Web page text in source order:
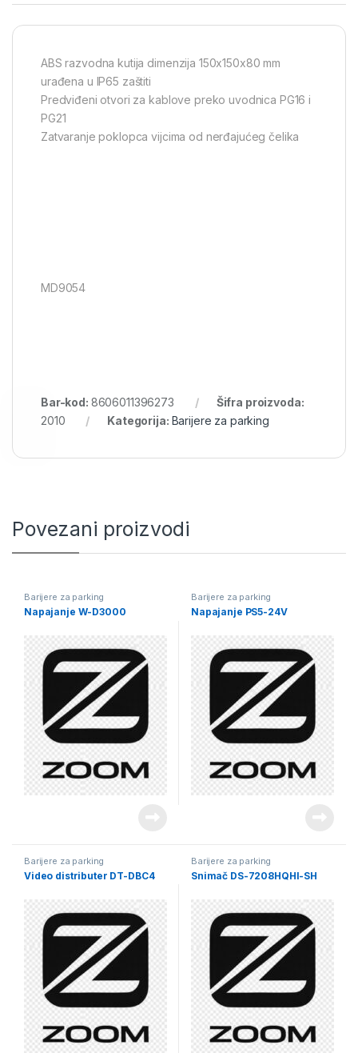
ABS razvodna kutija dimenzija 150x150x80 mm
urađena u IP65 zaštiti
Predviđeni otvori za kablove preko uvodnica PG16 i
PG21
Zatvaranje poklopca vijcima od nerđajućeg čelika
MD9054
Bar-kod: 8606011396273
Šifra proizvoda:
2010
Kategorija: Barijere za parking
Povezani proizvodi
Barijere za parking
Napajanje W-D3000
Barijere za parking
Napajanje PS5-24V
Barijere za parking
Video distributer DT-DBC4
Barijere za parking
Snimač DS-7208HQHI-SH